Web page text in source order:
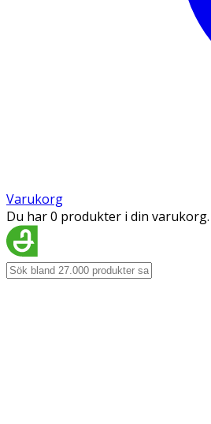
Varukorg
Du har 0 produkter i din varukorg.